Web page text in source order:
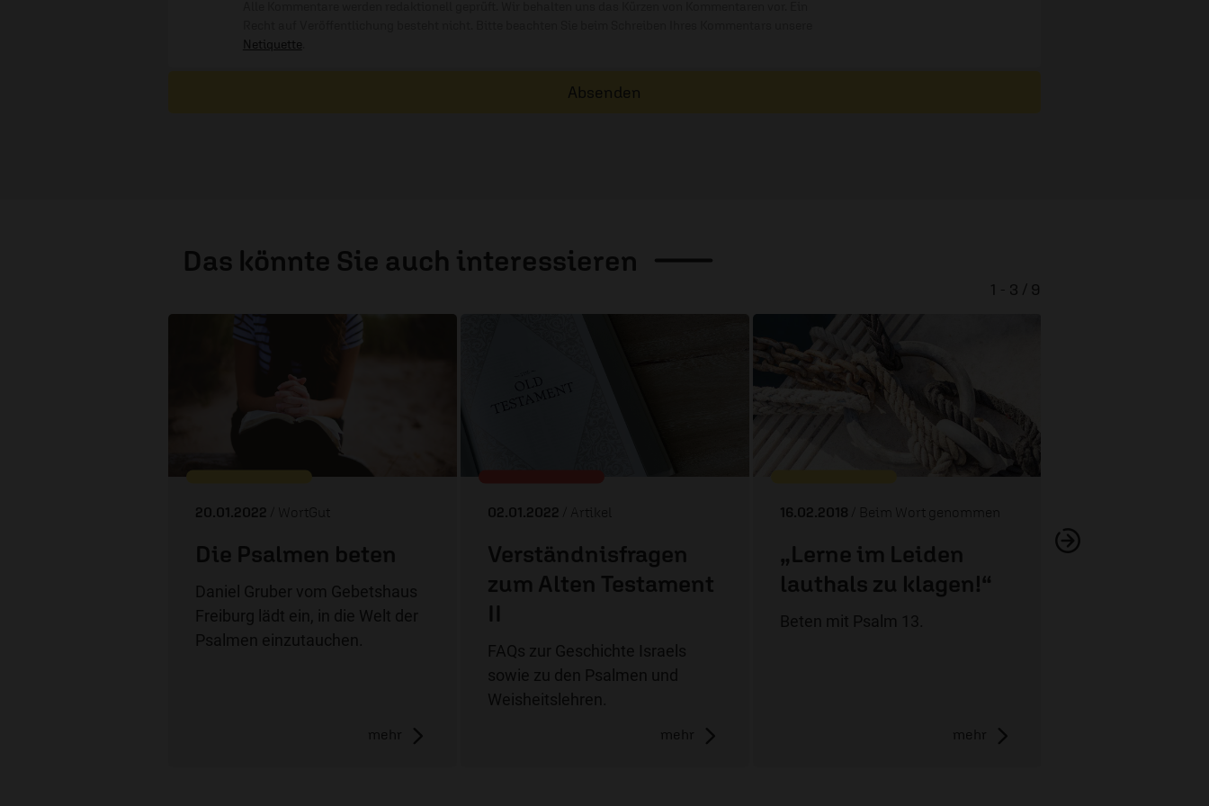
Netiquette
Absenden
Das könnte Sie auch interessieren
20.01.2022 / WortGut
Die Psalmen beten
Daniel Gruber vom Gebetshaus
Freiburg lädt ein, in die Welt der
Psalmen einzutauchen.
mehr
02.01.2022 / Artikel
Verständnisfragen
zum Alten Testament
II
FAQs zur Geschichte Israels
sowie zu den Psalmen und
Weisheitslehren.
mehr
16.02.2018 / Beim Wort genommen
„Lerne im Leiden
lauthals zu klagen!“
Beten mit Psalm 13.
mehr
1 - 3 / 9